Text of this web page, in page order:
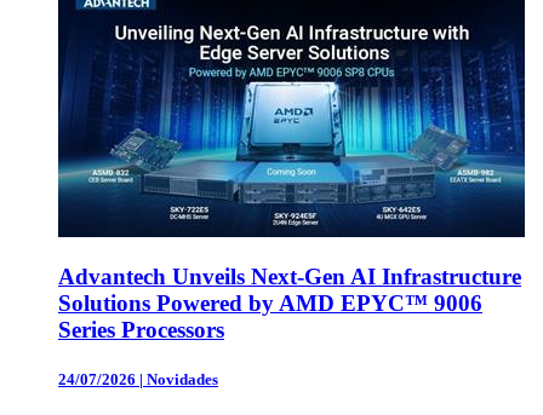
Advantech Unveils Next-Gen AI Infrastructure
Solutions Powered by AMD EPYC™ 9006
Series Processors
24/07/2026 | Novidades